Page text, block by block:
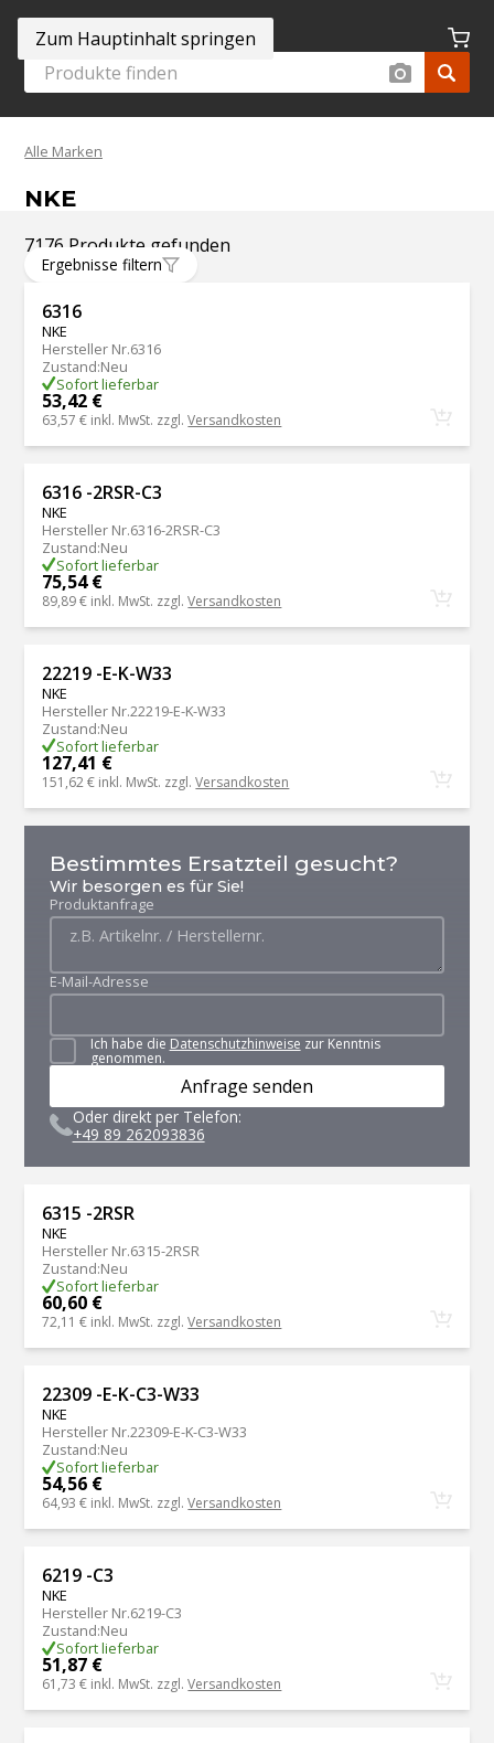
Zum Hauptinhalt springen
Alle Marken
NKE
7176 Produkte gefunden
Ergebnisse filtern
6316
NKE
Hersteller Nr.6316
Zustand:Neu
Sofort lieferbar
53,42 €
63,57 € inkl. MwSt. zzgl.Versandkosten
6316 -2RSR-C3
NKE
Hersteller Nr.6316-2RSR-C3
Zustand:Neu
Sofort lieferbar
75,54 €
89,89 € inkl. MwSt. zzgl.Versandkosten
22219 -E-K-W33
NKE
Hersteller Nr.22219-E-K-W33
Zustand:Neu
Sofort lieferbar
127,41 €
151,62 € inkl. MwSt. zzgl.Versandkosten
Bestimmtes Ersatzteil gesucht?
Wir besorgen es für Sie!
Produktanfrage
E-Mail-Adresse
Ich habe die Datenschutzhinweise zur Kenntnis
genommen.
Anfrage senden
Oder direkt per Telefon:
+49 89 262093836
6315 -2RSR
NKE
Hersteller Nr.6315-2RSR
Zustand:Neu
Sofort lieferbar
60,60 €
72,11 € inkl. MwSt. zzgl.Versandkosten
22309 -E-K-C3-W33
NKE
Hersteller Nr.22309-E-K-C3-W33
Zustand:Neu
Sofort lieferbar
54,56 €
64,93 € inkl. MwSt. zzgl.Versandkosten
6219 -C3
NKE
Hersteller Nr.6219-C3
Zustand:Neu
Sofort lieferbar
51,87 €
61,73 € inkl. MwSt. zzgl.Versandkosten